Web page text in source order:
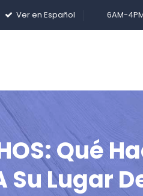
Ver en Español 6AM-
Qué
Su Lugar